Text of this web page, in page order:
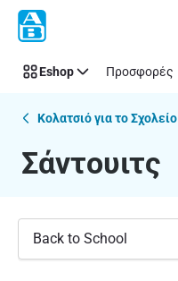
Παράλειψη
Σάντουιτς
Βασιλόπουλος
Eshop Προσφορές
Κολατσιό για το Σχολείο
Σάντουιτς
Back to School